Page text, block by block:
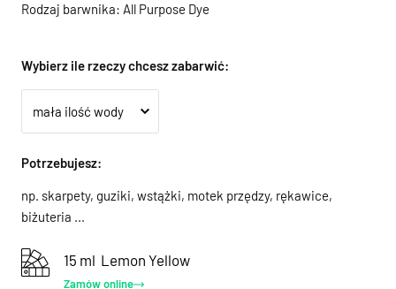
Rodzaj barwnika: All Purpose Dye
Wybierz ile rzeczy chcesz zabarwić:
Potrzebujesz:
np. skarpety, guziki, wstążki, motek przędzy, rękawice,
biżuteria ...
15 ml Lemon Yellow
Zamów online